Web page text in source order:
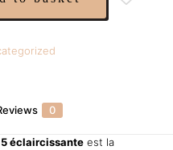
€. 23,99 €.
0
5 éclaircissanteest la